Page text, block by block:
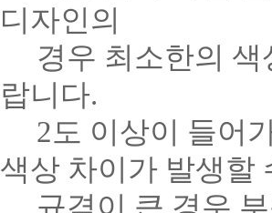
디자인의
경우 최소한의 색
랍니다.
2도 이상이 들어
색상 차이가 발생할